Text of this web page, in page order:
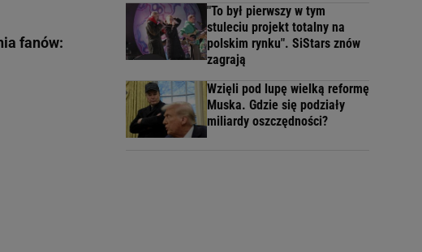
fanów:
"To był pierwszy w tym
stuleciu projekt totalny na
polskim rynku". SiStars znów
zagrają
Wzięli pod lupę wielką reformę
Muska. Gdzie się podziały
miliardy oszczędności?